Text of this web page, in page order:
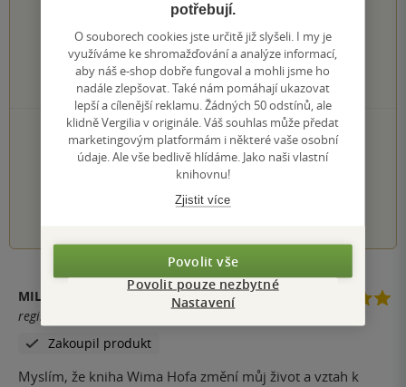
2×
5 hvězdiček
2×
4 hvězdičky
1×
3 hvězdičky
0×
2 hvězdičky
0×
1 hvezdička
PŘIDEJTE SVÉ HODNOCENÍ KNIHY
Hodnocení našich knihkupců: 0.0 z 5
3 4 5
MILAN
registrovaný uživatel
Zakoupil produkt
Myslím, že kniha Wima Hofa změní můj život a vztah k
potřebují.
O souborech cookies jste určitě již slyšeli. I my je
využíváme ke shromažďování a analýze informací,
aby náš e-shop dobře fungoval a mohli jsme ho
nadále zlepšovat. Také nám pomáhají ukazovat
lepší a cílenější reklamu. Žádných 50 odstínů, ale
klidně Vergilia v originále. Váš souhlas může předat
marketingovým platformám i některé vaše osobní
údaje. Ale vše bedlivě hlídáme. Jako naši vlastní
knihovnu!
Zjistit více
Povolit vše
Povolit pouze nezbytné
Nastavení